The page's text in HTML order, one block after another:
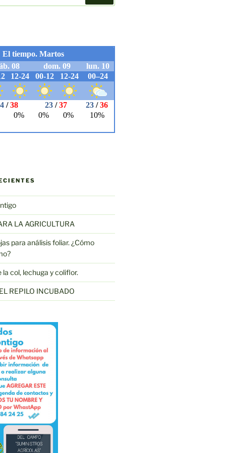
LA AGRICULTURA
para análisis foliar. ¿Cómo
col, lechuga y coliflor.
REPILO INCUBADO